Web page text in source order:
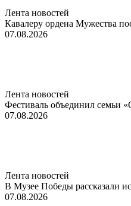
Лента новостей
Кавалеру ордена Мужества
07.08.2026
Лента новостей
Фестиваль объединил семьи
07.08.2026
Лента новостей
В Музее Победы рассказали
07.08.2026